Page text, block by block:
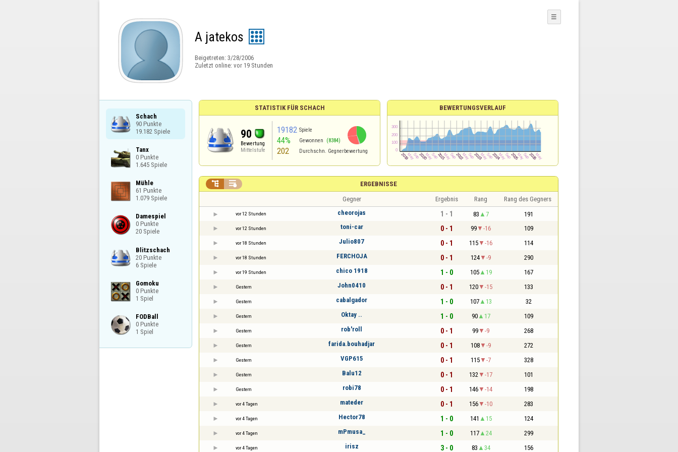
A jatekos
Beigetreten: 3/28/2006
Zuletzt online: vor 19 Stunden
☰
Schach
90 Punkte
19.182 Spiele
Tanx
0 Punkte
1.645 Spiele
Mühle
61 Punkte
1.079 Spiele
Damespiel
0 Punkte
20 Spiele
Blitzschach
20 Punkte
6 Spiele
Gomoku
0 Punkte
1 Spiel
FODBall
0 Punkte
1 Spiel
STATISTIK FÜR SCHACH
90
Bewertung
Mittelstufe
19182 Spiele
44% Gewonnen (8384)
202 Durchschn. Gegnerbewertung
BEWERTUNGSVERLAUF
ERGEBNISSE
 
Gegner Ergebnis Rang Rang des Gegners
vor 12 Stunden cheorojas 1 - 1 83 7 191
vor 12 Stunden toni-car 0 - 1 99 -16 109
vor 18 Stunden Julio807 0 - 1 115 -16 114
vor 18 Stunden FERCHOJA 0 - 1 124 -9 290
vor 19 Stunden chico 1918 1 - 0 105 19 167
Gestern John0410 0 - 1 120 -15 133
Gestern cabalgador 1 - 0 107 13 32
Gestern Oktay .. 1 - 0 90 17 109
Gestern rob'roll 0 - 1 99 -9 268
Gestern farida.bouhadjar 0 - 1 108 -9 272
Gestern VGP615 0 - 1 115 -7 328
Gestern Balu12 0 - 1 132 -17 101
Gestern robi78 0 - 1 146 -14 198
vor 4 Tagen mateder 0 - 1 156 -10 283
vor 4 Tagen Hector78 1 - 0 141 15 124
vor 4 Tagen mPmusa_ 1 - 0 117 24 299
vor 4 Tagen irisz 3 - 0 83 34 156